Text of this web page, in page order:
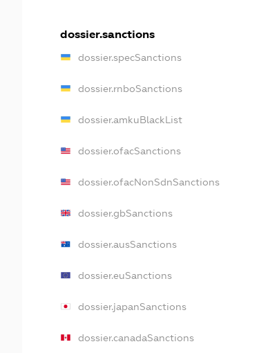
dossier.sanctions
dossier.specSanctions
dossier.rnboSanctions
dossier.amkuBlackList
dossier.ofacSanctions
dossier.ofacNonSdnSanctions
dossier.gbSanctions
dossier.ausSanctions
dossier.euSanctions
dossier.japanSanctions
dossier.canadaSanctions